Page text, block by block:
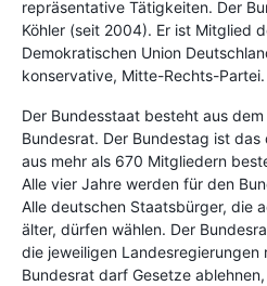
repräsentative Tätigkeiten. Der
Köhler (seit 2004). Er ist Mitglied
Demokratischen Union
konservative, Mitte-Rechts-Partei.
Der Bundesstaat besteht aus
Bundesrat. Der Bundestag ist
aus mehr als 670 Mitgliedern
Alle vier Jahre werden für den
Alle deutschen Staatsbürger, die
älter, dürfen wählen. Der
die jeweiligen Landesregierungen
Bundesrat darf Gesetze